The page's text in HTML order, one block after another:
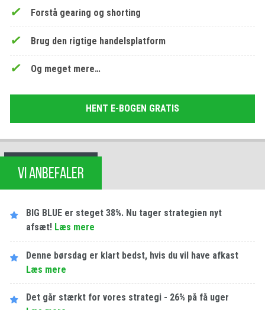
Forstå gearing og shorting
Brug den rigtige handelsplatform
Og meget mere…
HENT E-BOGEN GRATIS
VI ANBEFALER
BIG BLUE er steget 38%. Nu tager strategien nyt
afsæt! Læs mere
Denne børsdag er klart bedst, hvis du vil have afkast
Læs mere
Det går stærkt for vores strategi - 26% på få uger